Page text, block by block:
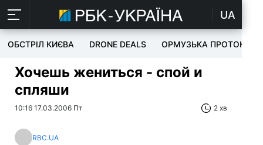
UA
ОБСТРІЛ КИЄВА DRONE DEALS ОРМУЗЬКА ПРОТОКА
Хочешь жениться - спой и
спляши
10:16 17.03.2006 Пт 2 хв
RBC.UA